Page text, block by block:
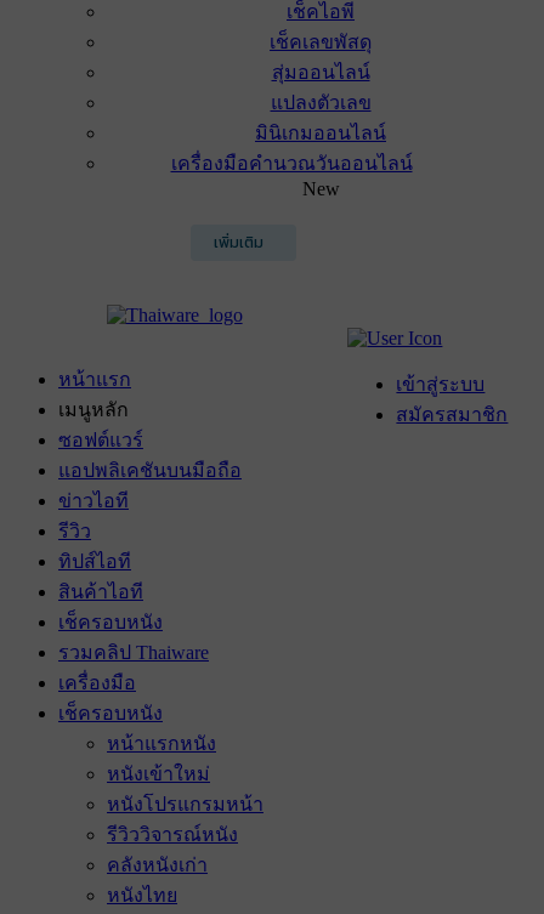
เช็คไอพี
เช็คเลขพัสดุ
สุ่มออนไลน์
แปลงตัวเลข
มินิเกมออนไลน์
เครื่องมือคำนวณวันออนไลน์
New
เพิ่มเติม
เข้าสู่ระบบ
สมัครสมาชิก
หน้าแรก
เมนูหลัก
ซอฟต์แวร์
แอปพลิเคชันบนมือถือ
ข่าวไอที
รีวิว
ทิปส์ไอที
สินค้าไอที
เช็ครอบหนัง
รวมคลิป Thaiware
เครื่องมือ
เช็ครอบหนัง
หน้าแรกหนัง
หนังเข้าใหม่
หนังโปรแกรมหน้า
รีวิววิจารณ์หนัง
คลังหนังเก่า
หนังไทย